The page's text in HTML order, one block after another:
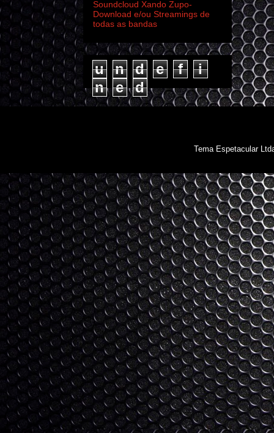
Soundcloud Xando Zupo-
Download e/ou Streamings de
todas as bandas
u n d e f
i
n
e d
Tema Espetacular